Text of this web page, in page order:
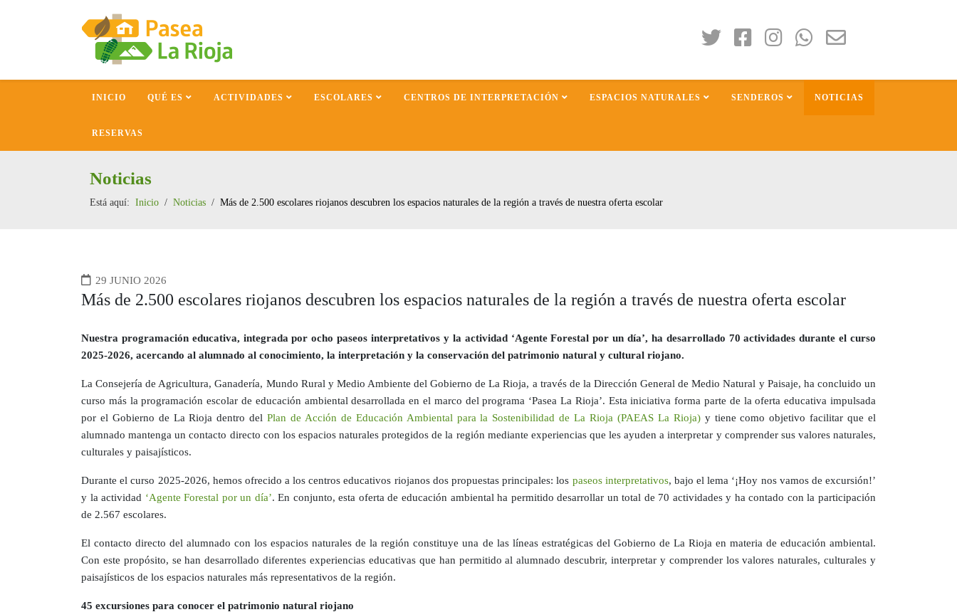
INICIO QUÉ ES ACTIVIDADES ESCOLARES CENTROS DE INTERPRETACIÓN ESPACIOS NATURALES SENDEROS NOTICIAS
RESERVAS
Noticias
Está aquí: Inicio Noticias Más de 2.500 escolares riojanos descubren los espacios naturales de la región a través de nuestra oferta escolar
29 JUNIO 2026
Más de 2.500 escolares riojanos descubren los espacios naturales de la región a través de nuestra oferta escolar
Nuestra programación educativa, integrada por ocho paseos interpretativos y la actividad ‘Agente Forestal por un día’, ha desarrollado 70 actividades durante el curso
2025-2026, acercando al alumnado al conocimiento, la interpretación y la conservación del patrimonio natural y cultural riojano.
La Consejería de Agricultura, Ganadería, Mundo Rural y Medio Ambiente del Gobierno de La Rioja, a través de la Dirección General de Medio Natural y Paisaje, ha concluido un
curso más la programación escolar de educación ambiental desarrollada en el marco del programa ‘Pasea La Rioja’. Esta iniciativa forma parte de la oferta educativa impulsada
por el Gobierno de La Rioja dentro delPlan de Acción de Educación Ambiental para la Sostenibilidad de La Rioja (PAEAS La Rioja)y tiene como objetivo facilitar que el
alumnado mantenga un contacto directo con los espacios naturales protegidos de la región mediante experiencias que les ayuden a interpretar y comprender sus valores naturales,
culturales y paisajísticos.
Durante el curso 2025-2026, hemos ofrecido a los centros educativos riojanos dos propuestas principales: los paseos interpretativos, bajo el lema ‘¡Hoy nos vamos de excursión!’
y la actividad ‘Agente Forestal por un día’. En conjunto, esta oferta de educación ambiental ha permitido desarrollar un total de 70 actividades y ha contado con la participación
de 2.567 escolares.
El contacto directo del alumnado con los espacios naturales de la región constituye una de las líneas estratégicas del Gobierno de La Rioja en materia de educación ambiental.
Con este propósito, se han desarrollado diferentes experiencias educativas que han permitido al alumnado descubrir, interpretar y comprender los valores naturales, culturales y
paisajísticos de los espacios naturales más representativos de la región.
45 excursiones para conocer el patrimonio natural riojano